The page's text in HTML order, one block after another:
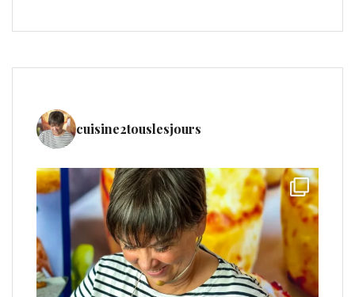
cuisine2touslesjours